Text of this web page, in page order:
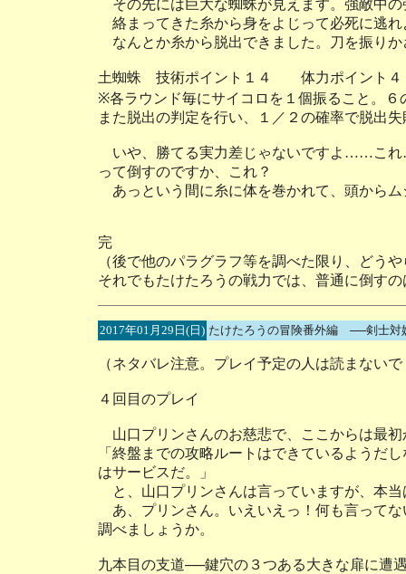
その先には巨大な蜘蛛が見えます。強敵中の
絡まってきた糸から身をよじって必死に逃
なんとか糸から脱出できました。刀を振りか
土蜘蛛 技術ポイント１４ 体力ポイント４
※各ラウンド毎にサイコロを１個振ること。
また脱出の判定を行い、１／２の確率で脱出
いや、勝てる実力差じゃないですよ……これ
って倒すのですか、これ？
あっという間に糸に体を巻かれて、頭から
完
（後で他のパラグラフ等を調べた限り、どう
それでもたけたろうの戦力では、普通に倒す
2017年01月29日(日) たけたろうの冒険番外編 ──剣士
（ネタバレ注意。プレイ予定の人は読まない
４回目のプレイ
山口プリンさんのお慈悲で、ここからは最
「終盤までの攻略ルートはできているようだ
はサービスだ。」
と、山口プリンさんは言っていますが、本
あ、プリンさん。いえいえっ！何も言って
調べましょうか。
九本目の支道──鍵穴の３つある大きな扉に遭